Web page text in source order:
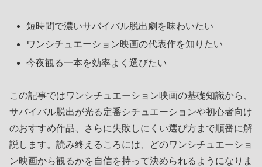
短時間で濃いサバイバル脱出劇を味わいたい
ワンシチュエーション映画の代表作を知りたい
今夜観る一本を効率よく選びたい
この記事ではワンシチュエーション映画の基礎知識から、
サバイバル脱出が光る定番シチュエーションや初心者向け
のおすすめ作品、さらに失敗しにくい選び方まで順番に解
説します。読み終えるころには、どのワンシチュエーショ
ン映画から観るかを自信を持って決められるようになりま